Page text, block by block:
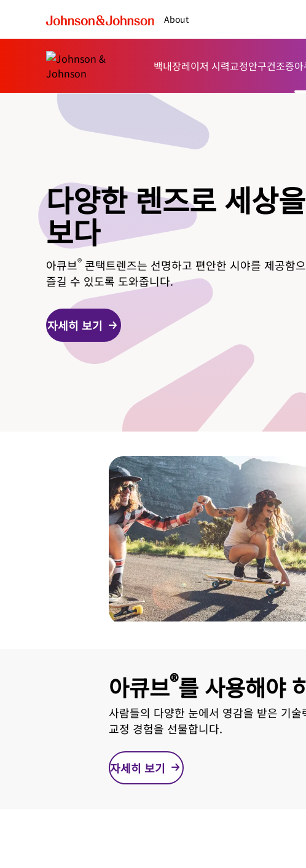
About
백내장레이저 시력교정안구건조증
다양한 렌즈로 세상
보다
아큐브® 콘택트렌즈는 선명하고 편안한 시야를 제공함
즐길 수 있도록 도와줍니다.
자세히 보기
아큐브®를 사용해야
사람들의 다양한 눈에서 영감을 받은 기술
교정 경험을 선물합니다.
자세히 보기